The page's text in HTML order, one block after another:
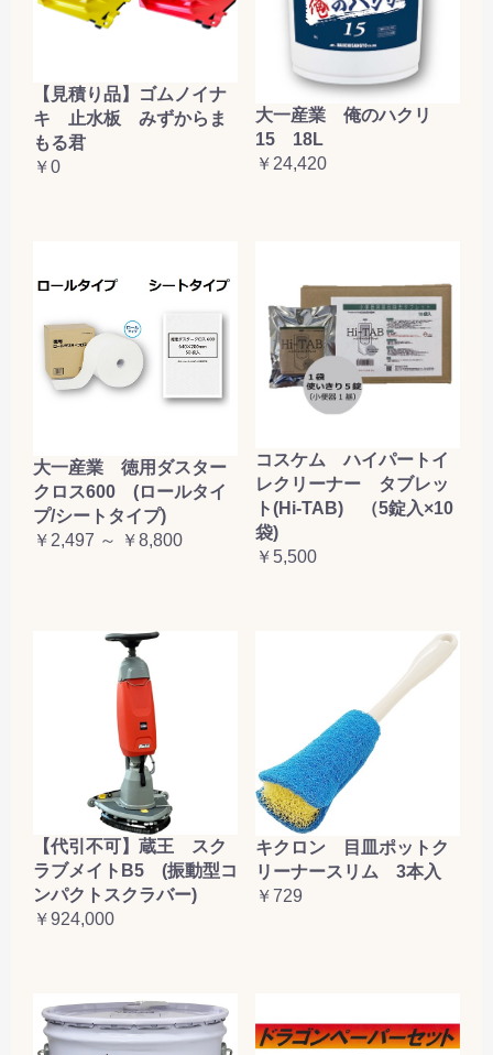
【見積り品】ゴムノイナ
キ 止水板 みずからま
もる君
￥0
大一産業 俺のハクリ
15 18L
￥24,420
大一産業 徳用ダスター
クロス600 (ロールタイ
プ/シートタイプ)
￥2,497 ～ ￥8,800
コスケム ハイパートイ
レクリーナー タブレッ
ト(Hi-TAB) （5錠入×10
袋)
￥5,500
【代引不可】蔵王 スク
ラブメイトB5 (振動型コ
ンパクトスクラバー)
￥924,000
キクロン 目皿ポットク
リーナースリム 3本入
￥729